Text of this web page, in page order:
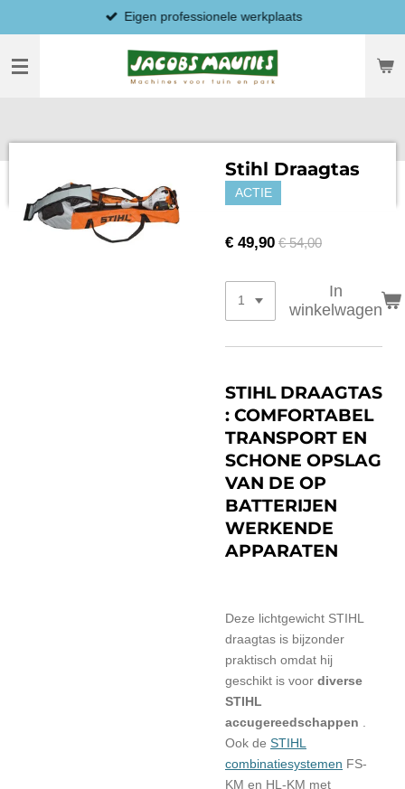
direct
naar
hoofdinhoud
Eigen professionele werkplaats
Stihl Draagtas
ACTIE
€ 49,90 € 54,00
In
winkelwagen
STIHL DRAAGTAS
: COMFORTABEL
TRANSPORT EN
SCHONE OPSLAG
VAN DE OP
BATTERIJEN
WERKENDE
APPARATEN
Deze lichtgewicht STIHL
draagtas is bijzonder
praktisch omdat hij
geschikt is voor diverse
STIHL
accugereedschappen
Ook de STIHL
combinatiesystemen FS-
KM en HL-KM met